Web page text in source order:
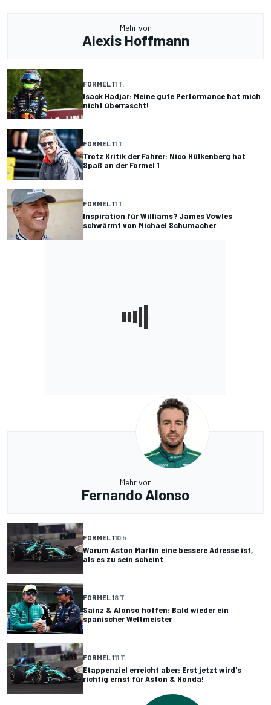
Mehr von
Alexis Hoffmann
FORMEL 11 T.
Isack Hadjar: Meine gute Performance hat mich
nicht überrascht!
FORMEL 11 T.
Trotz Kritik der Fahrer: Nico Hülkenberg hat
Spaß an der Formel 1
FORMEL 11 T.
Inspiration für Williams? James Vowles
schwärmt von Michael Schumacher
Mehr von
Fernando Alonso
FORMEL 110 h
Warum Aston Martin eine bessere Adresse ist,
als es zu sein scheint
FORMEL 18 T.
Sainz & Alonso hoffen: Bald wieder ein
spanischer Weltmeister
FORMEL 111 T.
Etappenziel erreicht aber: Erst jetzt wird's
richtig ernst für Aston & Honda!